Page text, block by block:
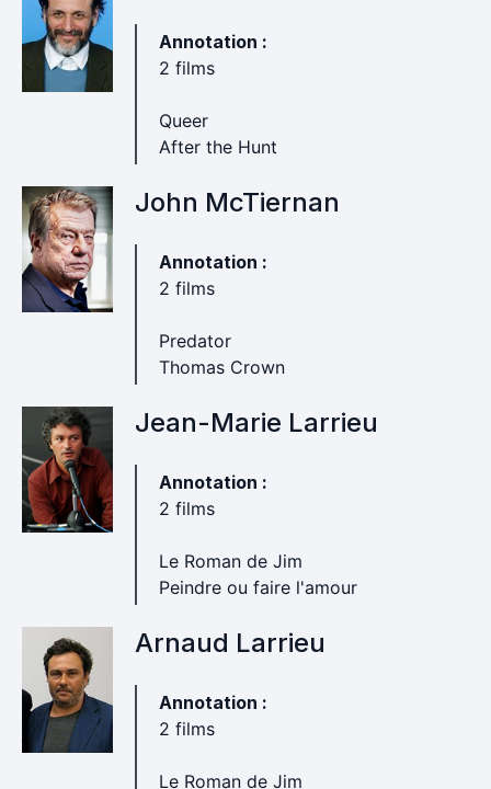
Annotation :
2 films
Queer
After the Hunt
John McTiernan
Annotation :
2 films
Predator
Thomas Crown
Jean-Marie Larrieu
Annotation :
2 films
Le Roman de Jim
Peindre ou faire l'amour
Arnaud Larrieu
Annotation :
2 films
Le Roman de Jim